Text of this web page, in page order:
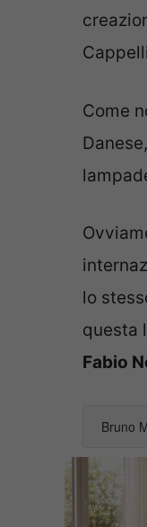
Come
lo
questa
Fabio
Bruno